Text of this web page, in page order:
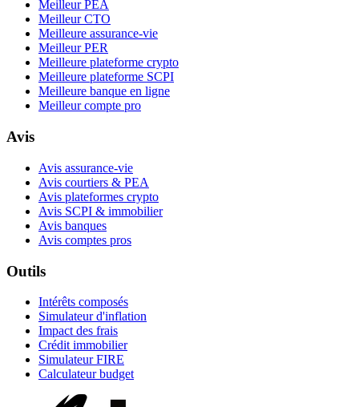
Meilleur PEA
Meilleur CTO
Meilleure assurance-vie
Meilleur PER
Meilleure plateforme crypto
Meilleure plateforme SCPI
Meilleure banque en ligne
Meilleur compte pro
Avis
Avis assurance-vie
Avis courtiers & PEA
Avis plateformes crypto
Avis SCPI & immobilier
Avis banques
Avis comptes pros
Outils
Intérêts composés
Simulateur d'inflation
Impact des frais
Crédit immobilier
Simulateur FIRE
Calculateur budget